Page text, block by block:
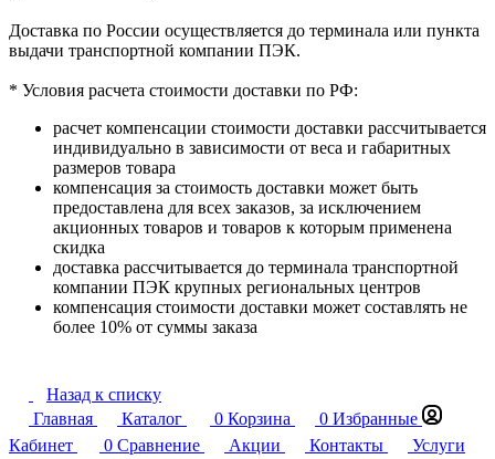
Доставка по России осуществляется до терминала или пункта
выдачи транспортной компании ПЭК.
* Условия расчета стоимости доставки по РФ:
расчет компенсации стоимости доставки рассчитывается
индивидуально в зависимости от веса и габаритных
размеров товара
компенсация за стоимость доставки может быть
предоставлена для всех заказов, за исключением
акционных товаров и товаров к которым применена
скидка
доставка рассчитывается до терминала транспортной
компании ПЭК крупных региональных центров
компенсация стоимости доставки может составлять не
более 10% от суммы заказа
Назад к списку
Главная
Каталог 0 Корзина 0 Избранные
Кабинет
0 Сравнение Акции Контакты
Услуги